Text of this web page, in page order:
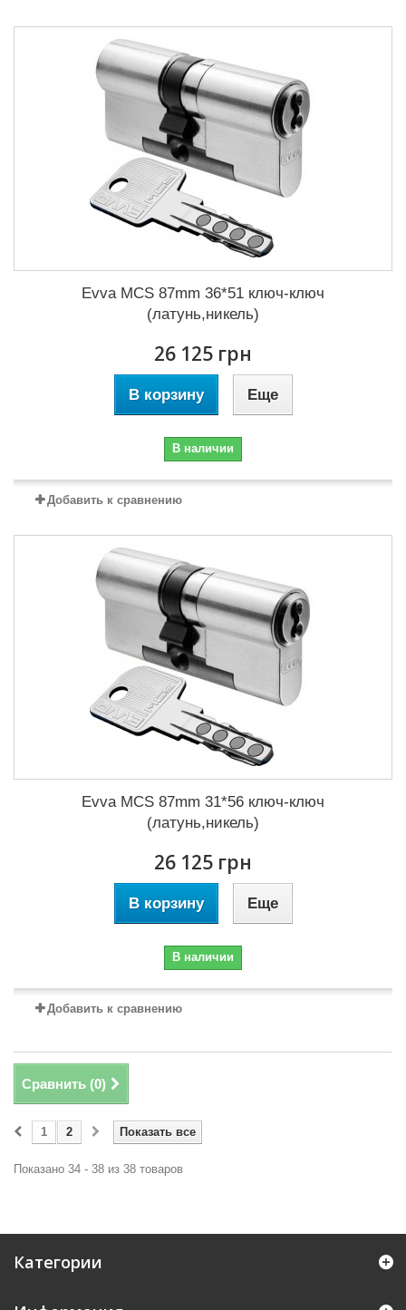
Evva MCS 87mm 36*51 ключ-ключ
(латунь,никель)
26 125 грн
В корзину Еще
В наличии
Добавить к сравнению
Evva MCS 87mm 31*56 ключ-ключ
(латунь,никель)
26 125 грн
В корзину Еще
В наличии
Добавить к сравнению
Сравнить (0)
Показать все
1 2
Показано 34 - 38 из 38 товаров
Категории